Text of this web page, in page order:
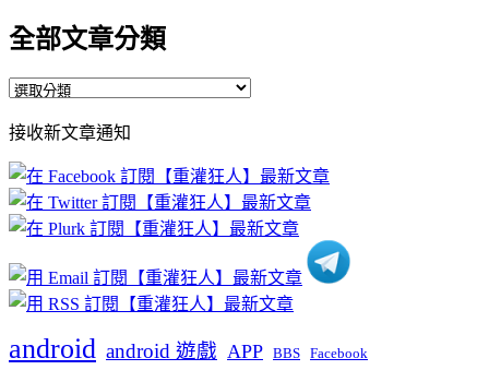
全部文章分類
全
文
章
分
類
接收新文章通知
android android 遊戲 APP BBS Facebook